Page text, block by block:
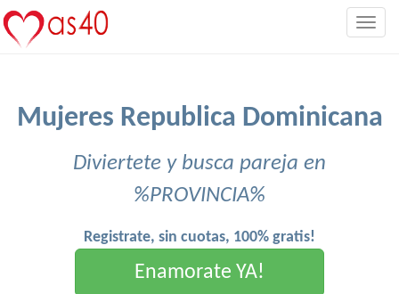
Mujeres Republica Dominicana
Diviertete y busca pareja en
%PROVINCIA%
Registrate, sin cuotas, 100% gratis!
Enamorate YA!